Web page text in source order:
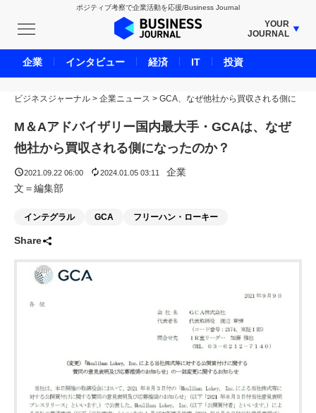
ポジティブ考察で企業活動を応援/Business Journal
YOUR
JOURNAL
BUSINESS JOURNAL
UNICORN JOURNAL
CARBON CREDITS JOURNAL
IVS JOURNAL
ENERGY MANAGEMENT JOURNAL
ビジネスジャーナル > 企業ニュース > GCA、なぜ他社から買収される側に
M＆Aアドバイザリー国内最大手・GCAは、なぜ
他社から買収される側になったのか？
2021.09.22 06:00 2024.01.05 03:11
企業
文＝編集部
インテグラル GCA フリーハン・ローキー
Share
企業 インタビュー 経済 IT 投資